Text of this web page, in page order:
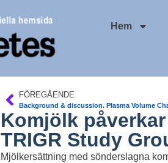
Hem
FÖREGÅENDE
Komjölk
TRIGR Study
Mjölkersättning med sönderslagna